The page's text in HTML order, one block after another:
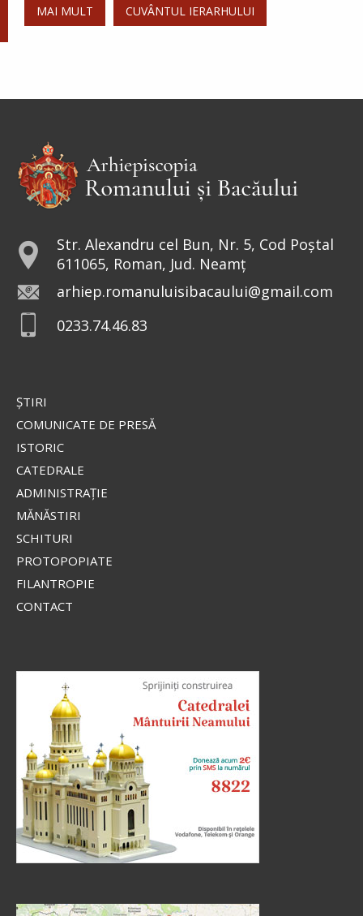
MAI MULT CUVÂNTUL IERARHULUI
Str. Alexandru cel Bun, Nr. 5, Cod Poștal
611065, Roman, Jud. Neamț
arhiep.romanuluisibacaului@gmail.com
0233.74.46.83
ŞTIRI
COMUNICATE DE PRESĂ
ISTORIC
CATEDRALE
ADMINISTRAŢIE
MĂNĂSTIRI
SCHITURI
PROTOPOPIATE
FILANTROPIE
CONTACT